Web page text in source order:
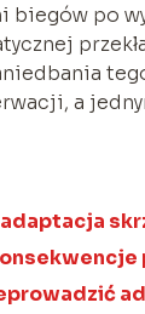
biegów po
a